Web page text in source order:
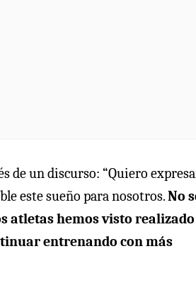
de un discurso: “Quiero
este sueño para nosotros.No
atletas hemos visto realizado
entrenando con más